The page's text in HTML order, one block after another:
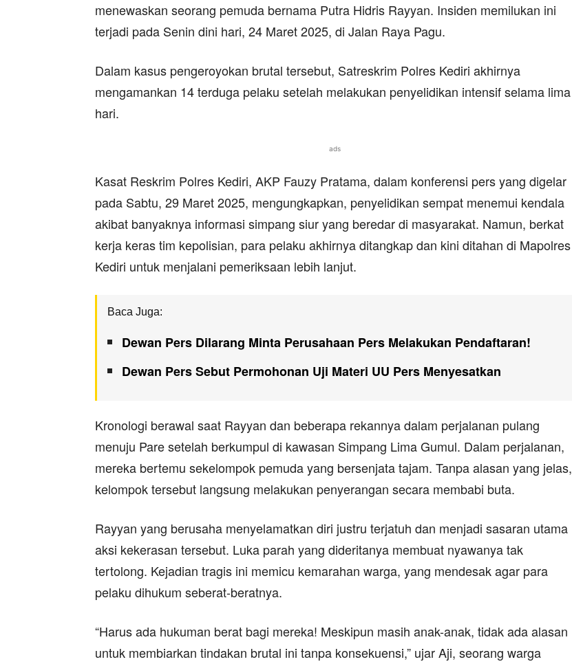
menewaskan seorang pemuda bernama Putra Hidris Rayyan. Insiden memilukan ini
terjadi pada Senin dini hari, 24 Maret 2025, di Jalan Raya Pagu.
Dalam kasus pengeroyokan brutal tersebut, Satreskrim Polres Kediri akhirnya
mengamankan 14 terduga pelaku setelah melakukan penyelidikan intensif selama lima
hari.
ads
Kasat Reskrim Polres Kediri, AKP Fauzy Pratama, dalam konferensi pers yang digelar
pada Sabtu, 29 Maret 2025, mengungkapkan, penyelidikan sempat menemui kendala
akibat banyaknya informasi simpang siur yang beredar di masyarakat. Namun, berkat
kerja keras tim kepolisian, para pelaku akhirnya ditangkap dan kini ditahan di Mapolres
Kediri untuk menjalani pemeriksaan lebih lanjut.
Baca Juga:
Dewan Pers Dilarang Minta Perusahaan Pers Melakukan Pendaftaran!
Dewan Pers Sebut Permohonan Uji Materi UU Pers Menyesatkan
Kronologi berawal saat Rayyan dan beberapa rekannya dalam perjalanan pulang
menuju Pare setelah berkumpul di kawasan Simpang Lima Gumul. Dalam perjalanan,
mereka bertemu sekelompok pemuda yang bersenjata tajam. Tanpa alasan yang jelas,
kelompok tersebut langsung melakukan penyerangan secara membabi buta.
Rayyan yang berusaha menyelamatkan diri justru terjatuh dan menjadi sasaran utama
aksi kekerasan tersebut. Luka parah yang dideritanya membuat nyawanya tak
tertolong. Kejadian tragis ini memicu kemarahan warga, yang mendesak agar para
pelaku dihukum seberat-beratnya.
“Harus ada hukuman berat bagi mereka! Meskipun masih anak-anak, tidak ada alasan
untuk membiarkan tindakan brutal ini tanpa konsekuensi,” ujar Aji, seorang warga